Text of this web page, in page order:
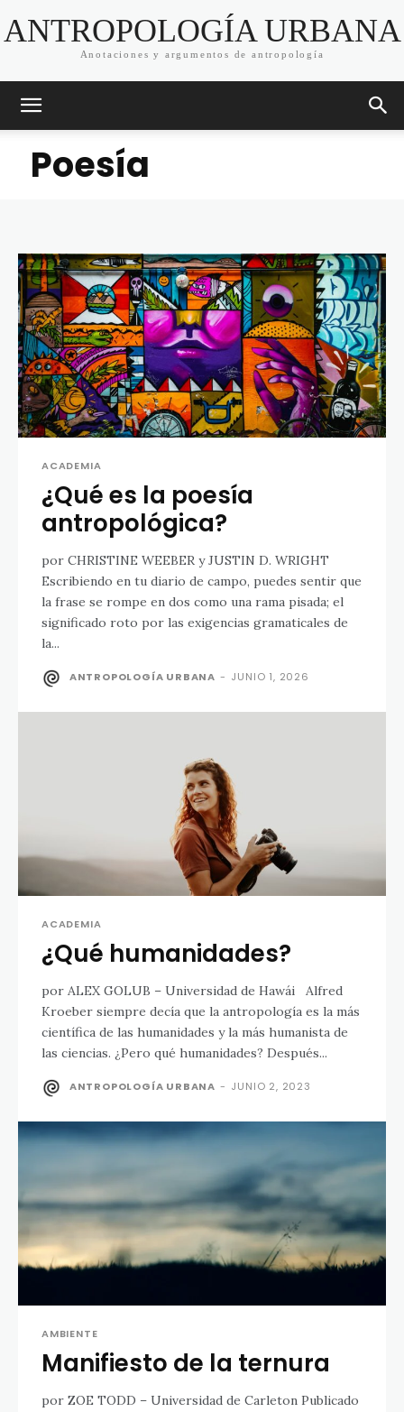
ANTROPOLOGÍA URBANA
Anotaciones y argumentos de antropología
Poesía
ACADEMIA
¿Qué es la poesía
antropológica?
por CHRISTINE WEEBER y JUSTIN D. WRIGHT
Escribiendo en tu diario de campo, puedes sentir que
la frase se rompe en dos como una rama pisada; el
significado roto por las exigencias gramaticales de
la...
ANTROPOLOGÍA URBANA - JUNIO 1, 2026
ACADEMIA
¿Qué humanidades?
por ALEX GOLUB – Universidad de Hawái Alfred
Kroeber siempre decía que la antropología es la más
científica de las humanidades y la más humanista de
las ciencias. ¿Pero qué humanidades? Después...
ANTROPOLOGÍA URBANA - JUNIO 2, 2023
AMBIENTE
Manifiesto de la ternura
por ZOE TODD – Universidad de Carleton Publicado